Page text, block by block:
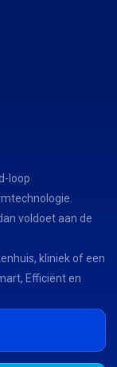
loop
voldoet aan de
kliniek of een
Efficiënt en